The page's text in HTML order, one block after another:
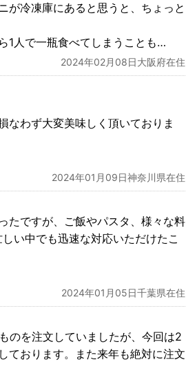
が冷凍庫にあると思うと、ちょっと
1人で一瓶食べてしまうことも…
2024年02月08日大阪府在住
なわず大変美味しく頂いておりま
2024年01月09日神奈川県在住
たですが、ご飯やパスタ、様々な料
い中でも迅速な対応いただけたこ
2024年01月05日千葉県在住
のを注文していましたが、今回は2
ております。また来年も絶対に注文